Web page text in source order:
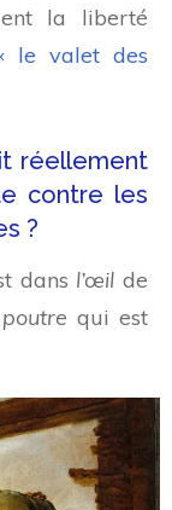
la liberté
le valet des
réellement
contre les
?
dans l’œil de
poutre qui est